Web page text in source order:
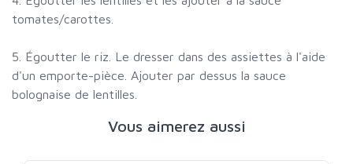
tomates/carottes.
5. Égoutter le riz. Le dresser dans des assiettes à l'aide
d'un emporte-pièce. Ajouter par dessus la sauce
bolognaise de lentilles.
Vous aimerez aussi